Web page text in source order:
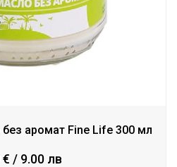
аромат Fine Life 300 мл
€ / 9.00 лв